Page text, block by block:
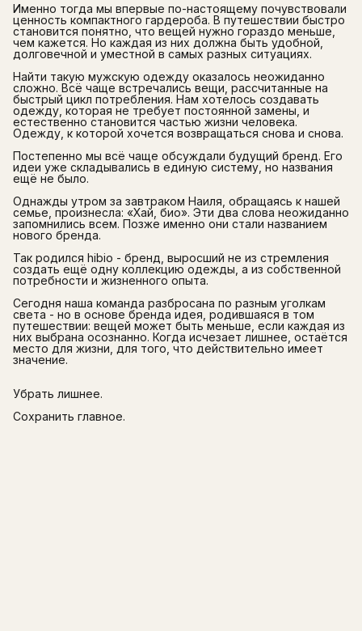
Именно тогда мы впервые по-настоящему почувствовали
ценность компактного гардероба. В путешествии быстро
становится понятно, что вещей нужно гораздо меньше,
чем кажется. Но каждая из них должна быть удобной,
долговечной и уместной в самых разных ситуациях.
Найти такую мужскую одежду оказалось неожиданно
сложно. Всё чаще встречались вещи, рассчитанные на
быстрый цикл потребления. Нам хотелось создавать
одежду, которая не требует постоянной замены, и
естественно становится частью жизни человека.
Одежду, к которой хочется возвращаться снова и снова.
Постепенно мы всё чаще обсуждали будущий бренд. Его
идеи уже складывались в единую систему, но названия
ещё не было.
Однажды утром за завтраком Наиля, обращаясь к нашей
семье, произнесла: «Хай, био». Эти два слова неожиданно
запомнились всем. Позже именно они стали названием
нового бренда.
Так родился hibio - бренд, выросший не из стремления
создать ещё одну коллекцию одежды, а из собственной
потребности и жизненного опыта.
Сегодня наша команда разбросана по разным уголкам
света - но в основе бренда идея, родившаяся в том
путешествии: вещей может быть меньше, если каждая из
них выбрана осознанно. Когда исчезает лишнее, остаётся
место для жизни, для того, что действительно имеет
значение.
Убрать лишнее.
Сохранить главное.